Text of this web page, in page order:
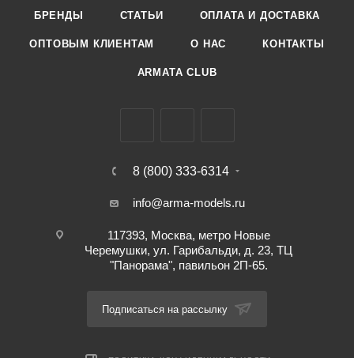
БРЕНДЫ СТАТЬИ ОПЛАТА И ДОСТАВКА
ОПТОВЫМ КЛИЕНТАМ О НАС КОНТАКТЫ
ARMATA CLUB
8 (800) 333-6314
info@arma-models.ru
117393, Москва, метро Новые
Черемушки, ул. Гарибальди, д. 23, ТЦ
"Панорама", павильон 2П-65.
Подписаться на рассылку